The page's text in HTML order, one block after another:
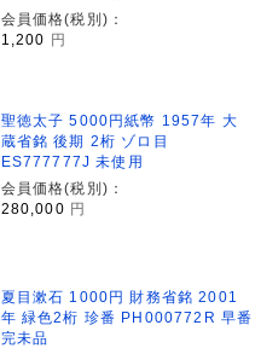
会員価格(税別)：
1,200
円
聖徳太子 5000円紙幣 1957年 大
蔵省銘 後期 2桁 ゾロ目
ES777777J 未使用
会員価格(税別)：
280,000 円
夏目漱石 1000円 財務省銘 2001
年 緑色2桁 珍番 PH000772R 早番
完未品